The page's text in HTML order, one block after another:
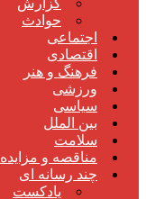
گزارش
حوادث
اجتماعی
اقتصادی
فرهنگ و هنر
ورزشی
سیاسی
بین الملل
سلامت
مناقصه و مزایده
چند رسانه ای
پادکست